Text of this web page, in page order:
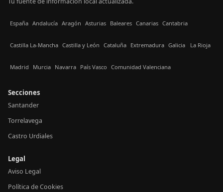
España Andalucía Aragón Asturias Baleares Canarias Cantabria
Castilla La-Mancha Castilla y León Cataluña Extremadura Galicia La Rioja
Madrid Murcia Navarra País Vasco Comunidad Valenciana
Secciones
Santander
Torrelavega
Castro Urdiales
Legal
Aviso Legal
Política de Cookies